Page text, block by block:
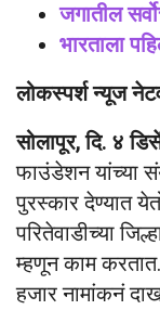
जगातील
भारताला
लोकस्पर्श न्यूज
सोलापूर, दि. ४
फाउंडेशन यांच्या
पुरस्कार देण्यात
परितेवाडीच्या
म्हणून काम
हजार नामांकनं